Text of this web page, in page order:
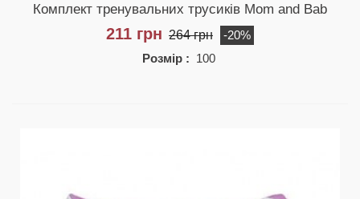
Комплект тренувальних трусиків Mom and Bab
211 грн 264 грн
-20%
Розмір : 100